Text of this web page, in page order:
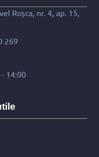
Roșca, nr. 4, ap. 15,
269
14:00